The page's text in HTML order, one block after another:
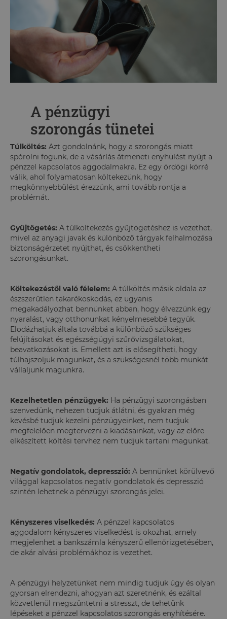
A pénzügyi
szorongás tünetei
Túlköltés: Azt gondolnánk, hogy a szorongás miatt
spórolni fogunk, de a vásárlás átmeneti enyhülést nyújt a
pénzzel kapcsolatos aggodalmakra. Ez egy ördögi körré
válik, ahol folyamatosan költekezünk, hogy
megkönnyebbülést érezzünk, ami tovább rontja a
problémát.
Gyűjtögetés: A túlköltekezés gyűjtögetéshez is vezethet,
mivel az anyagi javak és különböző tárgyak felhalmozása
biztonságérzetet nyújthat, és csökkentheti
szorongásunkat.
Költekezéstől való félelem: A túlköltés másik oldala az
észszerűtlen takarékoskodás, ez ugyanis
megakadályozhat bennünket abban, hogy élvezzünk egy
nyaralást, vagy otthonunkat kényelmesebbé tegyük.
Elodázhatjuk általa továbbá a különböző szükséges
felújításokat és egészségügyi szűrővizsgálatokat,
beavatkozásokat is. Emellett azt is elősegítheti, hogy
túlhajszoljuk magunkat, és a szükségesnél több munkát
vállaljunk magunkra.
Kezelhetetlen pénzügyek: Ha pénzügyi szorongásban
szenvedünk, nehezen tudjuk átlátni, és gyakran még
kevésbé tudjuk kezelni pénzügyeinket, nem tudjuk
megfelelően megtervezni a kiadásainkat, vagy az előre
elkészített költési tervhez nem tudjuk tartani magunkat.
Negatív gondolatok, depresszió: A bennünket körülvevő
világgal kapcsolatos negatív gondolatok és depresszió
szintén lehetnek a pénzügyi szorongás jelei.
Kényszeres viselkedés: A pénzzel kapcsolatos
aggodalom kényszeres viselkedést is okozhat, amely
megjelenhet a bankszámla kényszerű ellenőrizgetésében,
de akár alvási problémákhoz is vezethet.
A pénzügyi helyzetünket nem mindig tudjuk úgy és olyan
gyorsan elrendezni, ahogyan azt szeretnénk, és ezáltal
közvetlenül megszüntetni a stresszt, de tehetünk
lépéseket a pénzzel kapcsolatos szorongás enyhítésére.